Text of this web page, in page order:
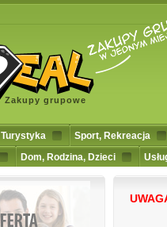
Zakupy grupowe
Turystyka Sport, Rekreacja
Dom, Rodzina, Dzieci